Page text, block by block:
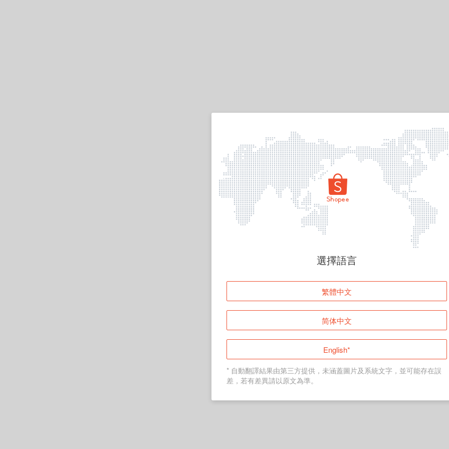
頁面無法顯示
登入
返回首頁
選擇語言
繁體中文
简体中文
English*
* 自動翻譯結果由第三方提供，未涵蓋圖片及系統文字，並可能存在誤
差，若有差異請以原文為準。